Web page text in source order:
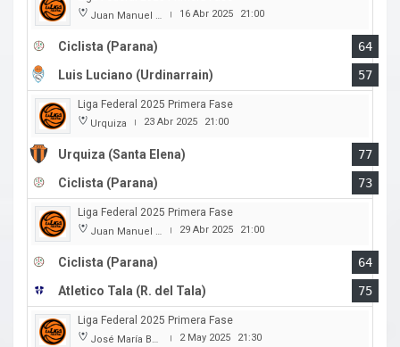
Juan Manuel A. Baglietto | 16 Abr 2025 21:00
Ciclista (Parana)
64
Luis Luciano (Urdinarrain)
57
Liga Federal 2025 Primera Fase
Urquiza | 23 Abr 2025 21:00
Urquiza (Santa Elena)
77
Ciclista (Parana)
73
Liga Federal 2025 Primera Fase
Juan Manuel A. Baglietto | 29 Abr 2025 21:00
Ciclista (Parana)
64
Atletico Tala (R. del Tala)
75
Liga Federal 2025 Primera Fase
José María Bertora | 2 May 2025 21:30